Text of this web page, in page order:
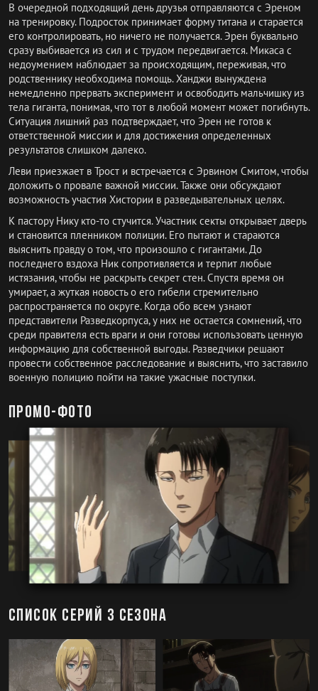
В очередной подходящий день друзья отправляются с Эреном
на тренировку. Подросток принимает форму титана и старается
его контролировать, но ничего не получается. Эрен буквально
сразу выбивается из сил и с трудом передвигается. Микаса с
недоумением наблюдает за происходящим, переживая, что
родственнику необходима помощь. Ханджи вынуждена
немедленно прервать эксперимент и освободить мальчишку из
тела гиганта, понимая, что тот в любой момент может погибнуть.
Ситуация лишний раз подтверждает, что Эрен не готов к
ответственной миссии и для достижения определенных
результатов слишком далеко.
Леви приезжает в Трост и встречается с Эрвином Смитом, чтобы
доложить о провале важной миссии. Также они обсуждают
возможность участия Хистории в разведывательных целях.
К пастору Нику кто-то стучится. Участник секты открывает дверь
и становится пленником полиции. Его пытают и стараются
выяснить правду о том, что произошло с гигантами. До
последнего вздоха Ник сопротивляется и терпит любые
истязания, чтобы не раскрыть секрет стен. Спустя время он
умирает, а жуткая новость о его гибели стремительно
распространяется по округе. Когда обо всем узнают
представители Разведкорпуса, у них не остается сомнений, что
среди правителя есть враги и они готовы использовать ценную
информацию для собственной выгоды. Разведчики решают
провести собственное расследование и выяснить, что заставило
военную полицию пойти на такие ужасные поступки.
Промо-фото
Список серий 3 сезона